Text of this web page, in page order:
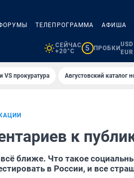
ТЕЛЕПРОГРАММА АФИША
СЕЙЧАС
+20°C
5 ПРОБКИ
VS прокуратура Августовский каталог
к
ближе. Что такое
в России, и все